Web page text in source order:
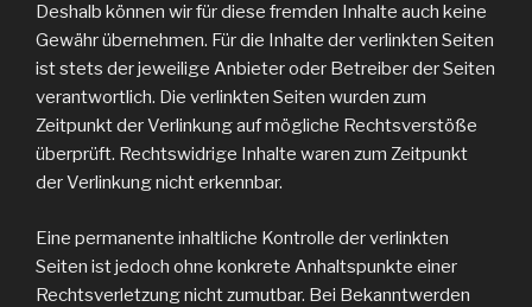
Deshalb können wir für diese fremden Inhalte auch keine
Gewähr übernehmen. Für die Inhalte der verlinkten Seiten
ist stets der jeweilige Anbieter oder Betreiber der Seiten
verantwortlich. Die verlinkten Seiten wurden zum
Zeitpunkt der Verlinkung auf mögliche Rechtsverstöße
überprüft. Rechtswidrige Inhalte waren zum Zeitpunkt
der Verlinkung nicht erkennbar.
Eine permanente inhaltliche Kontrolle der verlinkten
Seiten ist jedoch ohne konkrete Anhaltspunkte einer
Rechtsverletzung nicht zumutbar. Bei Bekanntwerden